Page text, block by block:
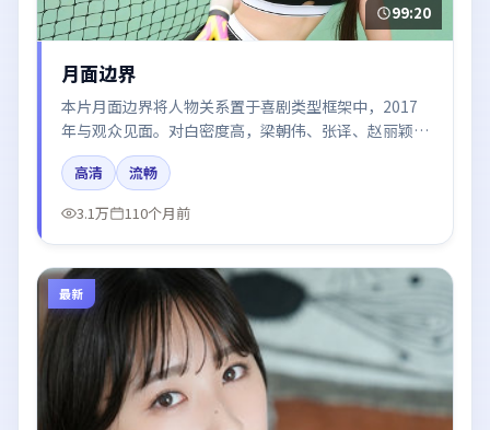
99:20
月面边界
本片月面边界将人物关系置于喜剧类型框架中，2017
年与观众见面。对白密度高，梁朝伟、张译、赵丽颖、
王景春的台词节奏值得关注；整体气质偏泰国都市与冷
色调摄影。
高清
流畅
3.1万
110个月前
最新